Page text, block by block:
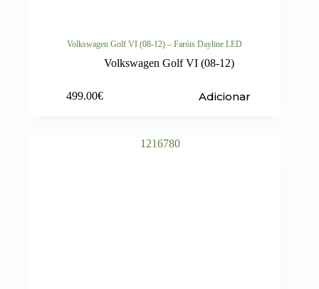
Volkswagen Golf VI (08-12) – Faróis Dayline LED
Volkswagen Golf VI (08-12)
499.00€ Adicionar